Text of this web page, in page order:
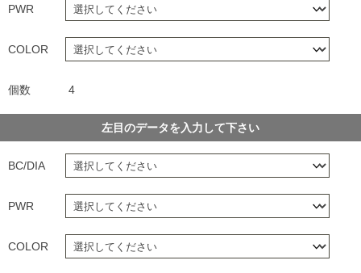
PWR
COLOR
個数 4
左目のデータを入力して下さい
BC/DIA
PWR
COLOR